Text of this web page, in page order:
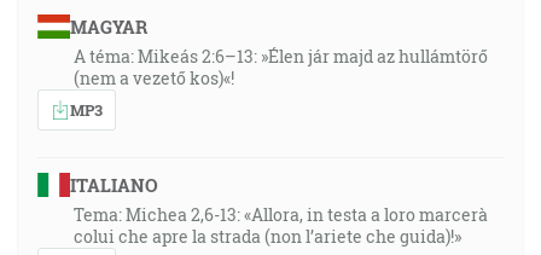
MAGYAR
A téma: Mikeás 2:6–13: »Élen jár majd az hullámtörő
(nem a vezető kos)«!
MP3
ITALIANO
Tema: Michea 2,6-13: «Allora, in testa a loro marcerà
colui che apre la strada (non l’ariete che guida)!»